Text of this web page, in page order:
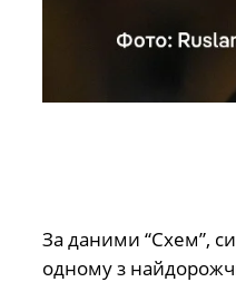
За даними “Схем”,
одному з